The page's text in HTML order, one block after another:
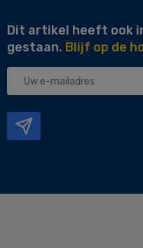
Dit artikel heeft ook
gestaan. Blijf op de
Uw